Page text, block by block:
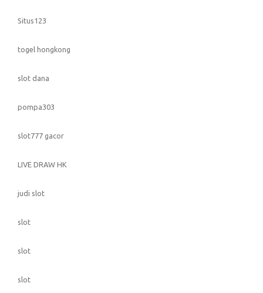
Situs123
togel hongkong
slot dana
pompa303
slot777 gacor
LIVE DRAW HK
judi slot
slot
slot
slot